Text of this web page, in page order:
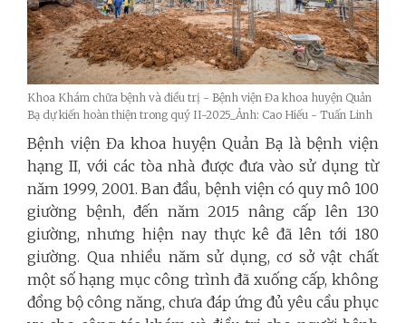
Khoa Khám chữa bệnh và điều trị - Bệnh viện Đa khoa huyện Quản
Bạ dự kiến hoàn thiện trong quý II-2025_Ảnh: Cao Hiếu - Tuấn Linh
Bệnh viện Đa khoa huyện Quản Bạ là bệnh viện
hạng II, với các tòa nhà được đưa vào sử dụng từ
năm 1999, 2001. Ban đầu, bệnh viện có quy mô 100
giường bệnh, đến năm 2015 nâng cấp lên 130
giường, nhưng hiện nay thực kê đã lên tới 180
giường. Qua nhiều năm sử dụng, cơ sở vật chất
một số hạng mục công trình đã xuống cấp, không
đồng bộ công năng, chưa đáp ứng đủ yêu cầu phục